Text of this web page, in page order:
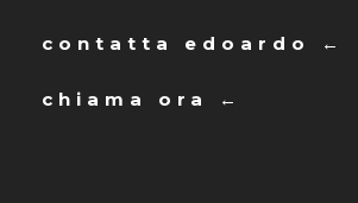
contatta edoardo ←
chiama ora ←